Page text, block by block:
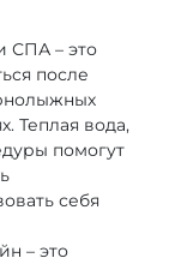
СПА – это
после
Теплая вода,
помогут
себя
– это